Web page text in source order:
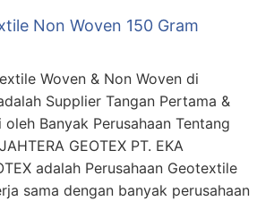
Non Woven 150 Gram
Woven & Non Woven di
Supplier Tangan Pertama &
Banyak Perusahaan Tentang
GEOTEX PT. EKA
adalah Perusahaan Geotextile
sama dengan banyak perusahaan